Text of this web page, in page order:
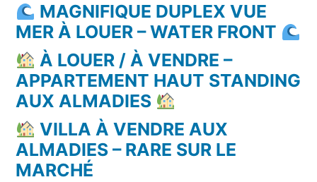
MAGNIFIQUE DUPLEX VUE
MER À LOUER – WATER FRONT
À LOUER / À VENDRE –
APPARTEMENT HAUT STANDING
AUX ALMADIES
VILLA À VENDRE AUX
ALMADIES – RARE SUR LE
MARCHÉ